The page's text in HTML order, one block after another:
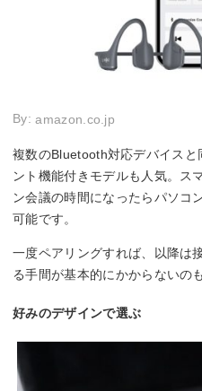
By:amazon.co.jp
複数のBluetooth対応デバイスと
ント機能付きモデルも人気。ス
ン会議の時間になったらパソコ
可能です。
一度ペアリングすれば、以降は
る手間が基本的にかからないの
好みのデザインで選ぶ